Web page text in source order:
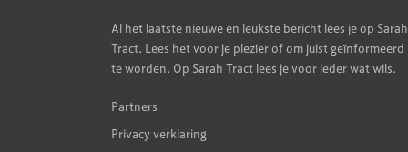
Al het laatste nieuwe en leukste bericht lees je op Sarah
Tract. Lees het voor je plezier of om juist geïnformeerd
te worden. Op Sarah Tract lees je voor ieder wat wils.
Partners
Privacy verklaring